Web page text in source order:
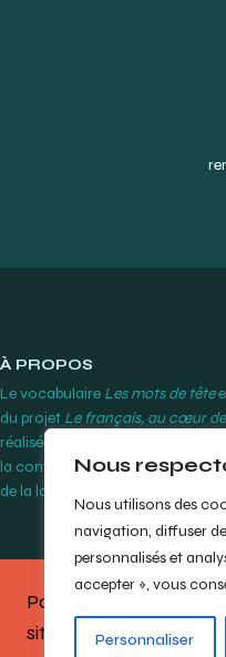
Nous
Nous utilisons des
navigation, diffuser
personnalisés et
accepter », vous
Personnaliser
À PROPOS
Le vocabulaire Les mots de tête
du projet Le français, au cœur
réalisée par le Cégep Édouard-
la contribution financière de
de la langue française.
Partagez votre opinion
site en répondant à